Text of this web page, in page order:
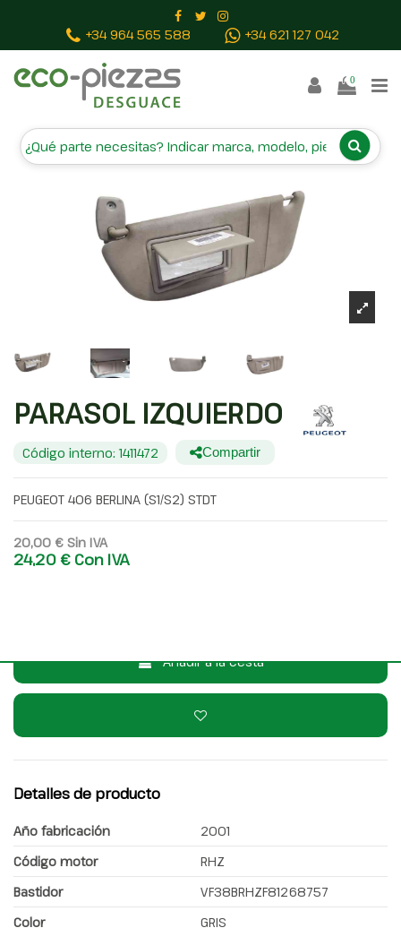
+34 964 565 588 +34 621 127 042
0
PARASOL IZQUIERDO
PARASOL IZQUIERDO
Código interno: 1411472 Compartir
PEUGEOT 406 BERLINA (S1/S2) STDT
20,00 € Sin IVA
24,20 € Con IVA
Añadir a la cesta
Detalles de producto
Año fabricación
2001
Código motor
RHZ
Bastidor
VF38BRHZF81268757
Color
GRIS